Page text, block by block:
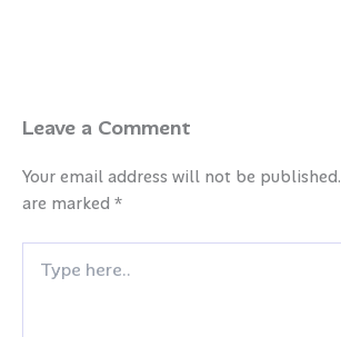
Leave a Comment
Your email address will not be published.
are marked *
here..